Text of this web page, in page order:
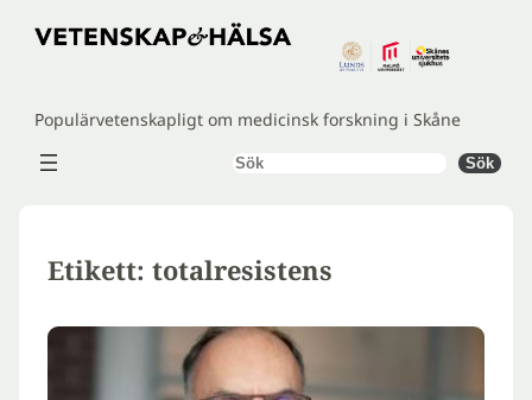
Hoppa
Populärvetenskapligt om medicinsk forskning i Skåne
Sök Sök
Etikett: totalresistens